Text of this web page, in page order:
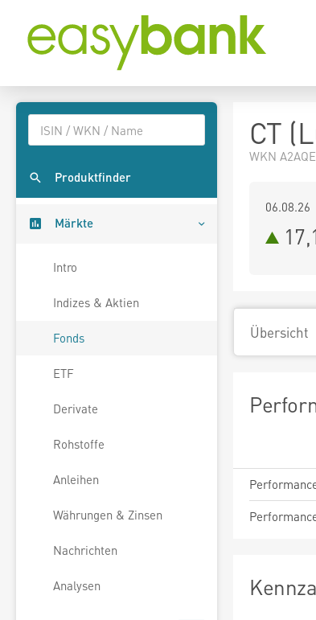
Produktfinder
Märkte
Intro
Indizes & Aktien
Fonds
ETF
Derivate
Rohstoffe
Anleihen
Währungen & Zinsen
Nachrichten
Analysen
CT
WKN
06.08.26
Übersicht